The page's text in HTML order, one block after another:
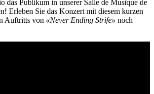
das Publikum in unserer Salle de Musique de
Erleben Sie das Konzert mit diesem kurzen
Auftritts von «Never Ending Strife» noch